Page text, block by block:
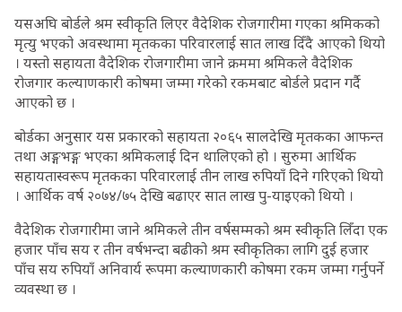
यसअघि बोर्डले श्रम स्वीकृति लिएर वैदेशिक रोजगारीमा गएका श्रमिकको
मृत्यु भएको अवस्थामा मृतकका परिवारलाई सात लाख दिँदै आएको थियो
। यस्तो सहायता वैदेशिक रोजगारीमा जाने क्रममा श्रमिकले वैदेशिक
रोजगार कल्याणकारी कोषमा जम्मा गरेको रकमबाट बोर्डले प्रदान गर्दै
आएको छ ।
बोर्डका अनुसार यस प्रकारको सहायता २०६५ सालदेखि मृतकका आफन्त
तथा अङ्गभङ्ग भएका श्रमिकलाई दिन थालिएको हो । सुरुमा आर्थिक
सहायतास्वरूप मृतकका परिवारलाई तीन लाख रुपियाँ दिने गरिएको थियो
। आर्थिक वर्ष २०७४/७५ देखि बढाएर सात लाख पु-याइएको थियो ।
वैदेशिक रोजगारीमा जाने श्रमिकले तीन वर्षसम्मको श्रम स्वीकृति लिँदा एक
हजार पाँच सय र तीन वर्षभन्दा बढीको श्रम स्वीकृतिका लागि दुई हजार
पाँच सय रुपियाँ अनिवार्य रूपमा कल्याणकारी कोषमा रकम जम्मा गर्नुपर्ने
व्यवस्था छ ।